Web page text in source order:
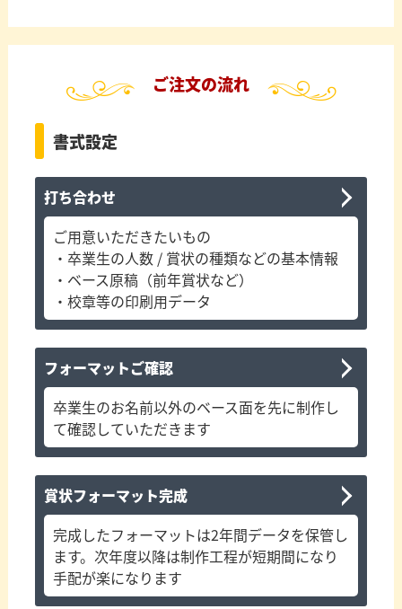
ご注文の流れ
書式設定
打ち合わせ
ご用意いただきたいもの
・卒業生の人数 / 賞状の種類などの基本情報
・ベース原稿（前年賞状など）
・校章等の印刷用データ
フォーマットご確認
卒業生のお名前以外のベース面を先に制作し
て確認していただきます
賞状フォーマット完成
完成したフォーマットは2年間データを保管し
ます。次年度以降は制作工程が短期間になり
手配が楽になります